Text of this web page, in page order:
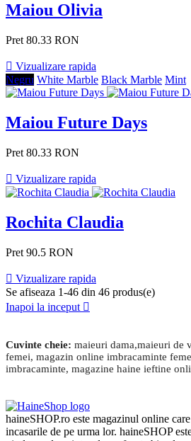
Maiou Olivia
Pret 80.33 RON
 Vizualizare rapida
Negru White Marble Black Marble Mint
Maiou Future Days
Pret 80.33 RON
 Vizualizare rapida
Rochita Claudia
Pret 90.5 RON
 Vizualizare rapida
Se afiseaza 1-46 din 46 produs(e)
Inapoi la inceput 
Cuvinte cheie: maieuri dama,maieuri de
femei, magazin online imbracaminte
imbracaminte, magazine haine ieftine
haineSHOP.ro este magazinul online
incasarile de pe urma lor. haineSHOP